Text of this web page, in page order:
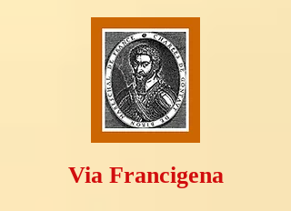
Via Francigena